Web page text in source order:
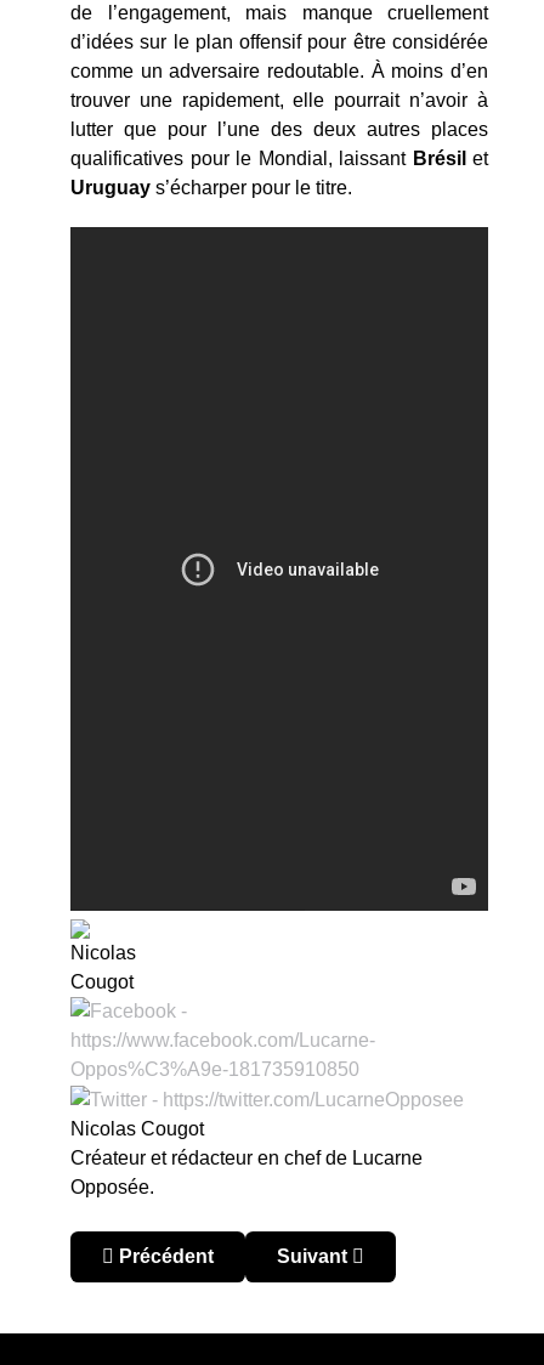
de l’engagement, mais manque cruellement
d’idées sur le plan offensif pour être considérée
comme un adversaire redoutable. À moins d’en
trouver une rapidement, elle pourrait n’avoir à
lutter que pour l’une des deux autres places
qualificatives pour le Mondial, laissant Brésil et
Uruguay s’écharper pour le titre.
Nicolas Cougot
Créateur et rédacteur en chef de Lucarne
Opposée.
Article précédent : Sudamericano U20 2023 : la
Précédent Article suivant :
Suivant